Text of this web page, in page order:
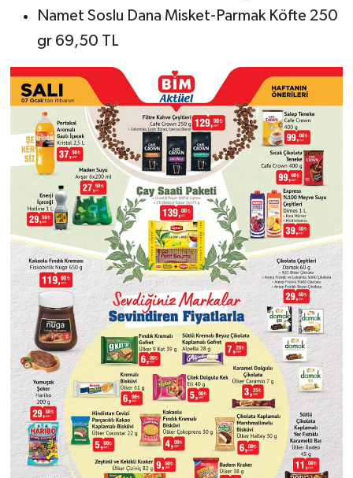
Namet Soslu Dana Misket-Parmak Köfte 250
gr 69,50 TL